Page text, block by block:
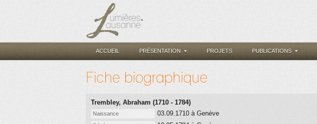
ACCUEIL PRÉSENTATION PROJETS PUBLICATIONS
Fiche biographique
Trembley, Abraham (1710 - 1784)
Naissance 03.09.1710 à Genève